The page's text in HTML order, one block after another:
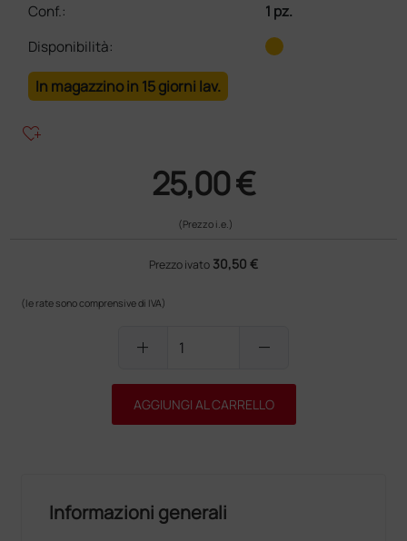
Conf.:
1 pz.
Disponibilità:
In magazzino in 15 giorni lav.
heart_plus
25,00 €
(Prezzo i.e.)
Prezzo ivato 30,50 €
(le rate sono comprensive di IVA)
add remove
AGGIUNGI AL CARRELLO
Informazioni generali